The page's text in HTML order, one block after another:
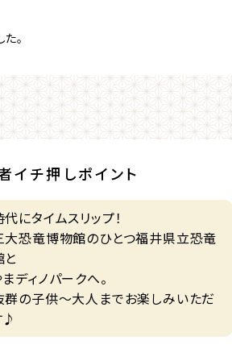
。
イチ押しポイント
にタイムスリップ！
大恐竜博物館のひとつ福井県立恐竜
ディノパークへ。
の子供～大人までお楽しみいただ
♪